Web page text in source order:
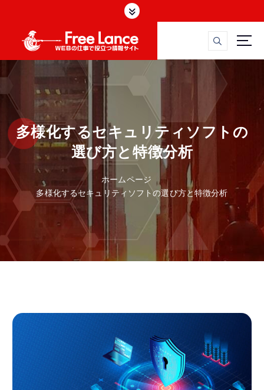
W
E
B
フ
リ
多様化するセキュリティソフトの
選び方と特徴分析
ホームページ
多様化するセキュリティソフトの選び方と特徴分析